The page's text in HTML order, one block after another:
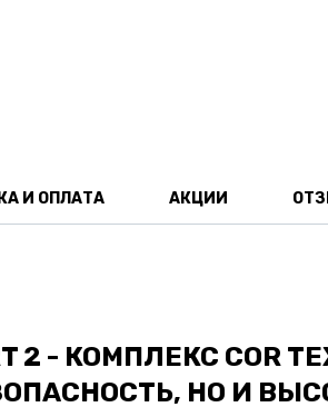
И ОПЛАТА АКЦИИ
2 - КОМПЛЕКС COR
НО И